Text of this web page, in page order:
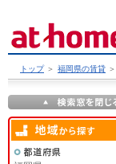
トップ ＞ 福岡県の賃貸 ＞